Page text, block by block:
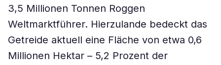
3,5 Millionen Tonnen Roggen
Weltmarktführer. Hierzulande bedeckt das
Getreide aktuell eine Fläche von etwa 0,6
Millionen Hektar – 5,2 Prozent der